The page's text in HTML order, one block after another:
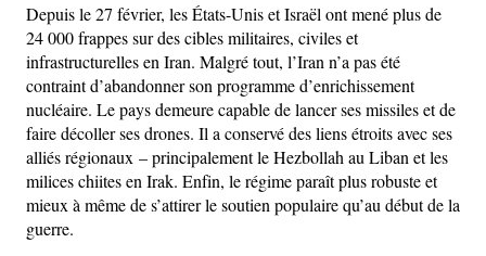
Depuis le 27 février, les États-Unis et Israël ont mené plus de
24 000 frappes sur des cibles militaires, civiles et
infrastructurelles en Iran. Malgré tout, l’Iran n’a pas été
contraint d’abandonner son programme d’enrichissement
nucléaire. Le pays demeure capable de lancer ses missiles et de
faire décoller ses drones. Il a conservé des liens étroits avec ses
alliés régionaux – principalement le Hezbollah au Liban et les
milices chiites en Irak. Enfin, le régime paraît plus robuste et
mieux à même de s’attirer le soutien populaire qu’au début de la
guerre.